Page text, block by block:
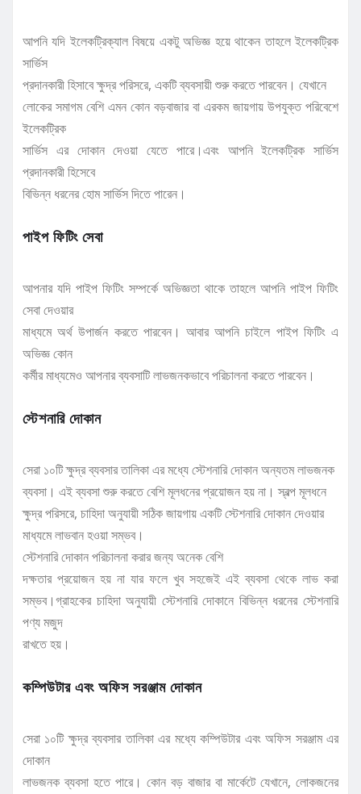
আপনি যদি ইলেকট্রিক্যাল বিষয়ে একটু অভিজ্ঞ হয়ে থাকেন তাহলে ইলেকট্রিক
সার্ভিস
প্রদানকারী হিসাবে ক্ষুদ্র পরিসরে, একটি ব্যবসায়ী শুরু করতে পারবেন। যেখানে
লোকের সমাগম বেশি এমন কোন বড়বাজার বা এরকম জায়গায় উপযুক্ত পরিবেশে
ইলেকট্রিক
সার্ভিস এর দোকান দেওয়া যেতে পারে।এবং আপনি ইলেকট্রিক সার্ভিস
প্রদানকারী হিসেবে
বিভিন্ন ধরনের হোম সার্ভিস দিতে পারেন।
পাইপ ফিটিং সেবা
আপনার যদি পাইপ ফিটিং সম্পর্কে অভিজ্ঞতা থাকে তাহলে আপনি পাইপ ফিটিং
সেবা দেওয়ার
মাধ্যমে অর্থ উপার্জন করতে পারবেন। আবার আপনি চাইলে পাইপ ফিটিং এ
অভিজ্ঞ কোন
কর্মীর মাধ্যমেও আপনার ব্যবসাটি লাভজনকভাবে পরিচালনা করতে পারবেন।
স্টেশনারি দোকান
সেরা ১০টি ক্ষুদ্র ব্যবসার তালিকা এর মধ্যে স্টেশনারি দোকান অন্যতম লাভজনক
ব্যবসা। এই ব্যবসা শুরু করতে বেশি মূলধনের প্রয়োজন হয় না। স্বল্প মূলধনে
ক্ষুদ্র পরিসরে, চাহিদা অনুযায়ী সঠিক জায়গায় একটি স্টেশনারি দোকান দেওয়ার
মাধ্যমে লাভবান হওয়া সম্ভব।
স্টেশনারি দোকান পরিচালনা করার জন্য অনেক বেশি
দক্ষতার প্রয়োজন হয় না যার ফলে খুব সহজেই এই ব্যবসা থেকে লাভ করা
সম্ভব।গ্রাহকের চাহিদা অনুযায়ী স্টেশনারি দোকানে বিভিন্ন ধরনের স্টেশনারি
পণ্য মজুদ
রাখতে হয়।
কম্পিউটার এবং অফিস সরঞ্জাম দোকান
সেরা ১০টি ক্ষুদ্র ব্যবসার তালিকা এর মধ্যে কম্পিউটার এবং অফিস সরঞ্জাম এর
দোকান
লাভজনক ব্যবসা হতে পারে। কোন বড় বাজার বা মার্কেটে যেখানে, লোকজনের